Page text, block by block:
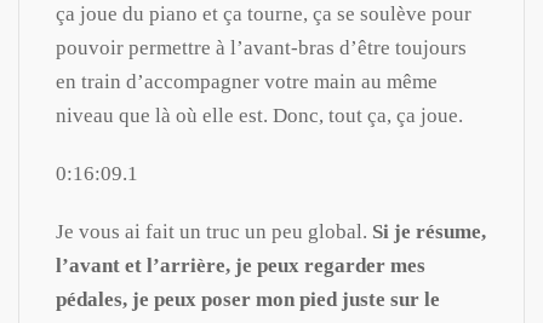
ça joue du piano et ça tourne, ça se soulève pour
pouvoir permettre à l’avant-bras d’être toujours
en train d’accompagner votre main au même
niveau que là où elle est. Donc, tout ça, ça joue.
0:16:09.1
Je vous ai fait un truc un peu global. Si je résume,
l’avant et l’arrière, je peux regarder mes
pédales, je peux poser mon pied juste sur le